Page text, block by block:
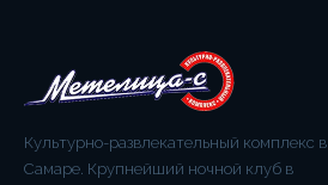
Культурно-развлекательный комплекс в
Самаре. Крупнейший ночной клуб в